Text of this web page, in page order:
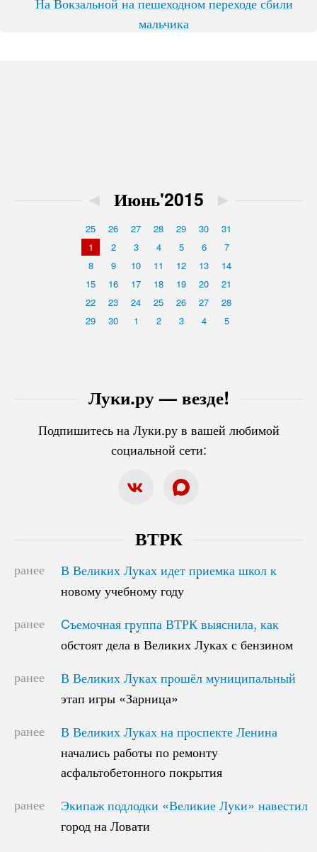
мальчика
Луки.ру — везде!
Подпишитесь на Луки.ру в вашей любимой
социальной сети:
◄ Июнь'2015 ►
25 26 27 28 29 30
31
1
2 3 4 5 6
7
8
9 10 11 12 13
14
15
16 17 18 19 20
21
22
23 24 25 26 27
28
29
30 1 2 3 4 5
ВТРК
ранее
В Великих Луках идет приемка школ к
новому учебному году
В Великих Луках идет приемка школ к
новому учебному году
ранее
Cъемочная группа ВТРК выяснила, как
обстоят дела в Великих Луках с бензином
Cъемочная группа ВТРК выяснила, как
обстоят дела в Великих Луках с бензином
ранее
В Великих Луках прошёл муниципальный
этап игры «Зарница»
В Великих Луках прошёл муниципальный
этап игры «Зарница»
ранее
В Великих Луках на проспекте Ленина
начались работы по ремонту
асфальтобетонного покрытия
В Великих Луках на проспекте Ленина
начались работы по ремонту
асфальтобетонного покрытия
ранее
Экипаж подлодки «Великие Луки» навестил
город на Ловати
Экипаж подлодки «Великие Луки» навестил
город на Ловати